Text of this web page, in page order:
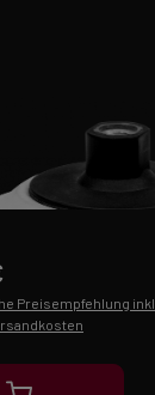
Preisempfehlung inkl.